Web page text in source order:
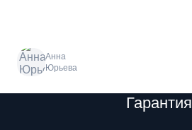
Анна
Юрьева
Гарантия